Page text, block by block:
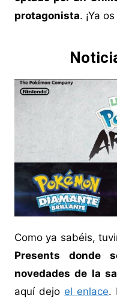
protagonista. ¡Ya
Como ya sabéis,
Presents donde
novedades de la
aquí dejo el enlace.